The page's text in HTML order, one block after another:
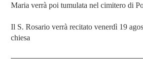
Maria verrà poi tumulata nel cimitero di
Il S. Rosario verrà recitato venerdì 19
chiesa